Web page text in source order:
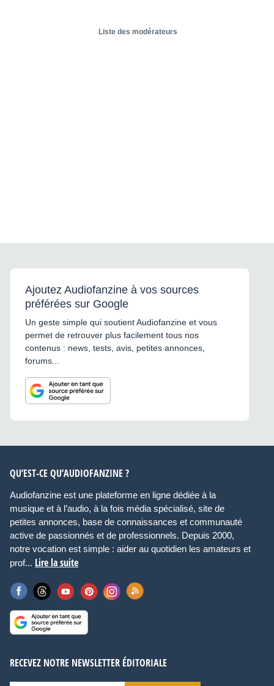
Liste des modérateurs
Ajoutez Audiofanzine à vos sources
préférées sur Google
Un geste simple qui soutient Audiofanzine et vous
permet de retrouver plus facilement tous nos
contenus : news, tests, avis, petites annonces,
forums...
QU’EST-CE QU’AUDIOFANZINE ?
Audiofanzine est une plateforme en ligne dédiée à la
musique et à l’audio, à la fois média spécialisé, site de
petites annonces, base de connaissances et communauté
active de passionnés et de professionnels. Depuis 2000,
notre vocation est simple : aider au quotidien les amateurs et
prof... Lire la suite
RECEVEZ NOTRE NEWSLETTER ÉDITORIALE